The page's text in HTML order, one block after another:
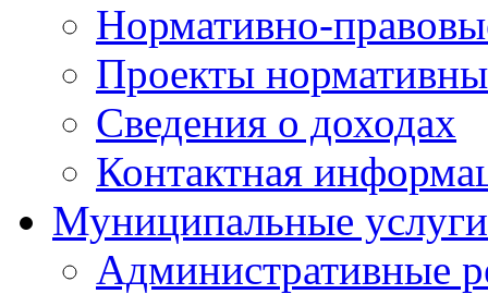
Нормативно-
Проекты
Сведения о доходах
Контактная
Муниципальные услуги
Административные